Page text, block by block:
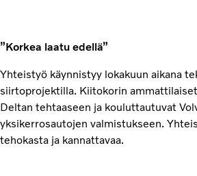
”Korkea laatu edellä”
Yhteistyö käynnistyy lokakuun aikana
siirtoprojektilla. Kiitokorin
Deltan tehtaaseen ja kouluttautuvat
yksikerrosautojen valmistukseen.
tehokasta ja kannattavaa.